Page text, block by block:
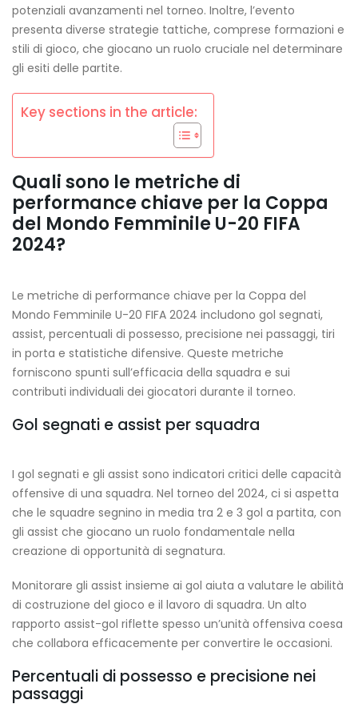
potenziali avanzamenti nel torneo. Inoltre, l’evento
presenta diverse strategie tattiche, comprese formazioni e
stili di gioco, che giocano un ruolo cruciale nel determinare
gli esiti delle partite.
Key sections in the article:
Quali sono le metriche di
performance chiave per la Coppa
del Mondo Femminile U-20 FIFA
2024?
Le metriche di performance chiave per la Coppa del
Mondo Femminile U-20 FIFA 2024 includono gol segnati,
assist, percentuali di possesso, precisione nei passaggi, tiri
in porta e statistiche difensive. Queste metriche
forniscono spunti sull’efficacia della squadra e sui
contributi individuali dei giocatori durante il torneo.
Gol segnati e assist per squadra
I gol segnati e gli assist sono indicatori critici delle capacità
offensive di una squadra. Nel torneo del 2024, ci si aspetta
che le squadre segnino in media tra 2 e 3 gol a partita, con
gli assist che giocano un ruolo fondamentale nella
creazione di opportunità di segnatura.
Monitorare gli assist insieme ai gol aiuta a valutare le abilità
di costruzione del gioco e il lavoro di squadra. Un alto
rapporto assist-gol riflette spesso un’unità offensiva coesa
che collabora efficacemente per convertire le occasioni.
Percentuali di possesso e precisione nei
passaggi